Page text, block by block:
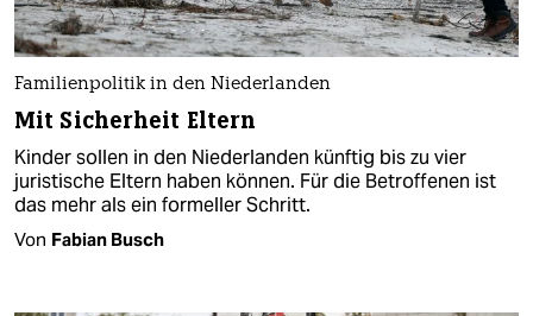
Familienpolitik in den Niederlanden
Mit Sicherheit Eltern
Kinder sollen in den Niederlanden künftig bis zu vier
juristische Eltern haben können. Für die Betroffenen ist
das mehr als ein formeller Schritt.
Von Fabian Busch